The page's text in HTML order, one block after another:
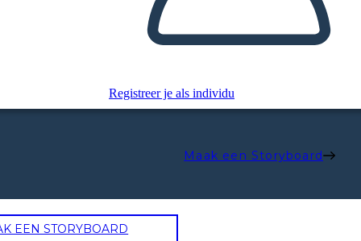
Registreer je als individu
Maak een Storyboard
EEN STORYBOARD